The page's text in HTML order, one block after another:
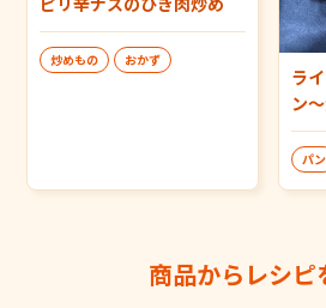
炒めもの おかず
ラ
ン
パン
商品からレシピ